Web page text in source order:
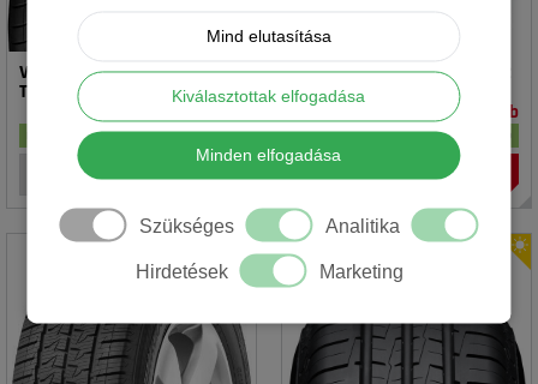
Vredestein 195/65R15 91T T-
TRAC 2 DOT23
17 db
Rotalla 195/65R15 91V RH02
14 990 Ft/ db
raktáron
Mind elutasítása
Kiválasztottak elfogadása
Minden elfogadása
Szükséges Analitika
Hirdetések Marketing